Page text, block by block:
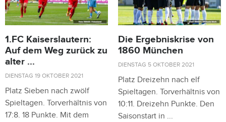
1.FC Kaiserslautern:
Auf dem Weg zurück zu
alter ...
DIENSTAG 19 OKTOBER 2021
Platz Sieben nach zwölf
Spieltagen. Torverhältnis von
17:8. 18 Punkte. Mit dem
Die Ergebniskrise von
1860 München
DIENSTAG 5 OKTOBER 2021
Platz Dreizehn nach elf
Spieltagen. Torverhältnis von
10:11. Dreizehn Punkte. Den
Saisonstart in ...